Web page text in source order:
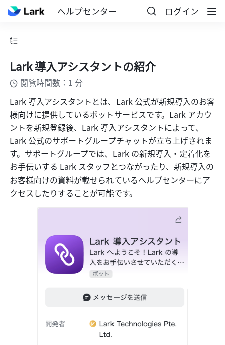
ヘルプセンター ログイン
Lark 導入アシスタントの紹介
閲覧時間数：1 分
Lark 導入アシスタントとは、Lark 公式が新規導入のお客
様向けに提供しているボットサービスです。Lark アカウ
ントを新規登録後、Lark 導入アシスタントによって、
Lark 公式のサポートグループチャットが立ち上げされま
す。サポートグループでは、Lark の新規導入・定着化を
お手伝いする Lark スタッフとつながったり、新規導入の
お客様向けの資料が載せられているヘルプセンターにア
クセスしたりすることが可能です。